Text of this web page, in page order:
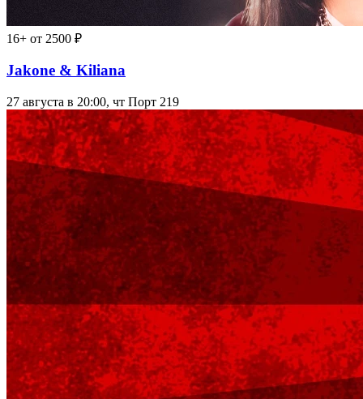
16+ от 2500 ₽
Jakone & Kiliana
27 августа в 20:00, чт Порт 219